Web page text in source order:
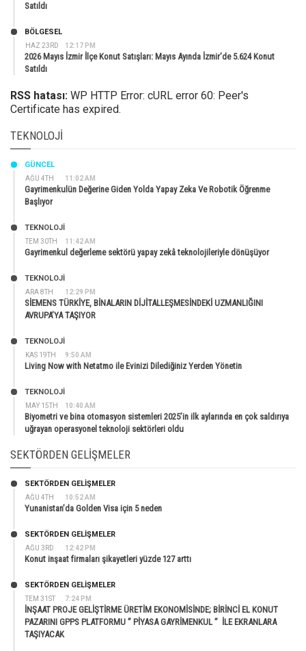
Satıldı
HAZ 23RD 12:17 PM
BÖLGESEL
2026 Mayıs İzmir İlçe Konut Satışları: Mayıs Ayında İzmir’de 5.624 Konut
Satıldı
RSS hatası: WP HTTP Error: cURL error 60: Peer's
Certificate has expired.
TEKNOLOJI
AĞU 4TH 11:02 AM
GÜNCEL
Gayrimenkulün Değerine Giden Yolda Yapay Zeka Ve Robotik Öğrenme
Başlıyor
TEM 30TH 11:42 AM
TEKNOLOJİ
Gayrimenkul değerleme sektörü yapay zekâ teknolojileriyle dönüşüyor
ARA 8TH 12:29 PM
TEKNOLOJİ
SİEMENS TÜRKİYE, BİNALARIN DİJİTALLEŞMESİNDEKİ UZMANLIĞINI
AVRUPA’YA TAŞIYOR
KAS 19TH 9:50 AM
TEKNOLOJİ
Living Now with Netatmo ile Evinizi Dilediğiniz Yerden Yönetin
MAY 15TH 10:40 AM
TEKNOLOJİ
Biyometri ve bina otomasyon sistemleri 2025’in ilk aylarında en çok saldırıya
uğrayan operasyonel teknoloji sektörleri oldu
SEKTÖRDEN GELIŞMELER
AĞU 4TH 10:52 AM
SEKTÖRDEN GELIŞMELER
Yunanistan’da Golden Visa için 5 neden
AĞU 3RD 12:42 PM
SEKTÖRDEN GELIŞMELER
Konut inşaat firmaları şikayetleri yüzde 127 arttı
TEM 31ST 7:24 PM
SEKTÖRDEN GELIŞMELER
İNŞAAT PROJE GELİŞTİRME ÜRETİM EKONOMİSİNDE; BİRİNCİ EL KONUT
PAZARINI GPPS PLATFORMU ” PİYASA GAYRİMENKUL ” İLE EKRANLARA
TAŞIYACAK